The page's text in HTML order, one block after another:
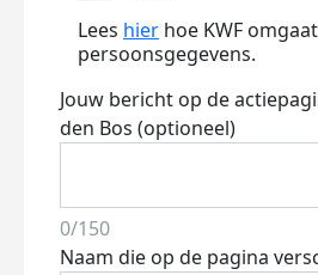
Lees hier hoe KWF
persoonsgegevens.
Jouw bericht op de
den Bos (optioneel)
0/150
Naam die op de pagina